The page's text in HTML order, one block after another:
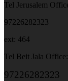
Tel Jerusalem
97226282323
ext: 464
Tel Beit Jala Office:
97226282323